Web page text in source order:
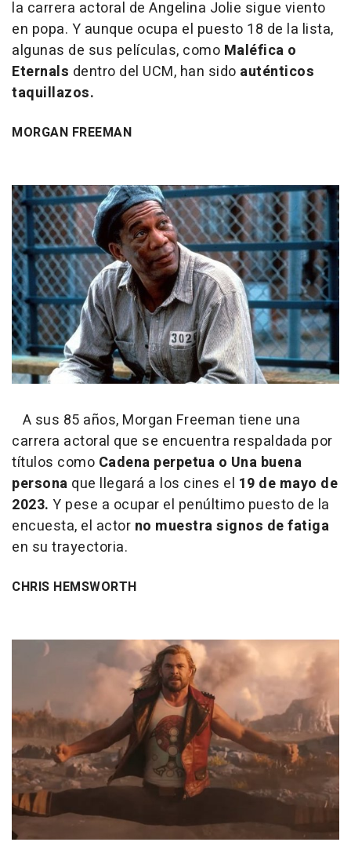
la carrera actoral de Angelina Jolie sigue viento
en popa. Y aunque ocupa el puesto 18 de la lista,
algunas de sus películas, como Maléfica o
Eternals dentro del UCM, han sido auténticos
taquillazos.
MORGAN FREEMAN
A sus 85 años, Morgan Freeman tiene una
carrera actoral que se encuentra respaldada por
títulos como Cadena perpetua o Una buena
persona que llegará a los cines el 19 de mayo de
2023. Y pese a ocupar el penúltimo puesto de la
encuesta, el actor no muestra signos de fatiga
en su trayectoria.
CHRIS HEMSWORTH